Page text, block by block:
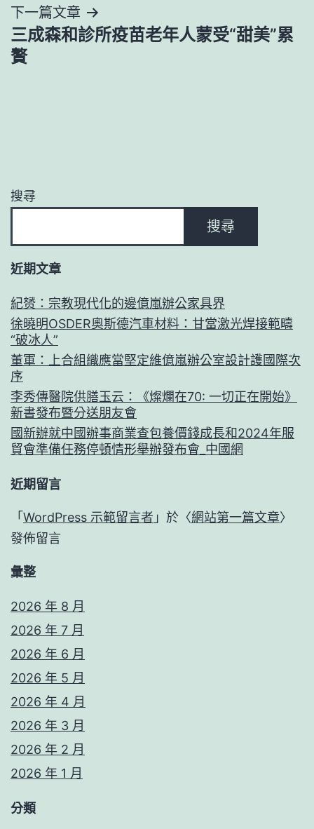
覽
下一篇文章
三成森和診所疫苗老年人蒙受“甜美”累
贅
搜尋
搜尋
近期文章
紀赟：宗教現代化的邊億嵐辦公家具界
徐曉明OSDER奧斯德汽車材料：甘當激光焊接範疇
“破冰人”
董軍：上合組織應當堅定維億嵐辦公室設計護國際次
序
李秀傳醫院供膳玉云：《燦爛在70: 一切正在開始》
新書發布暨分送朋友會
國新辦就中國辦事商業查包養價錢成長和2024年服
貿會準備任務停頓情形舉辦發布會_中國網
近期留言
「 WordPress 示範留言者 」於〈網站第一篇文章〉
發佈留言
彙整
2026 年 8 月
2026 年 7 月
2026 年 6 月
2026 年 5 月
2026 年 4 月
2026 年 3 月
2026 年 2 月
2026 年 1 月
分類